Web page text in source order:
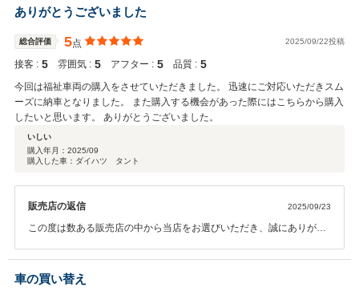
納車の日が待ち遠しいとのこと、私たちもお客様の笑顔にお会いでき
るのを楽しみにしております。 何かご不明点やご相談がございました
ら、いつでもお気軽にお声がけくださいませ。
ありがとうございました
総合評価 5点 2025/09/22投稿
接客 : 5 雰囲気 : 5 アフター : 5 品質 : 5
今回は福祉車両の購入をさせていただきました。 迅速にご対応いただきスム
ーズに納車となりました。 また購入する機会があった際にはこちらから購入
したいと思います。 ありがとうございました。
いしい
購入年月： 2025/09
購入した車：ダイハツ タント
販売店の返信 2025/09/23
この度は数ある販売店の中から当店をお選びいただき、誠にありがと
何よりの励みです。 これからも安心・快適にお乗りいただけるよう、
全力でサポートいたします。
車の買い替え